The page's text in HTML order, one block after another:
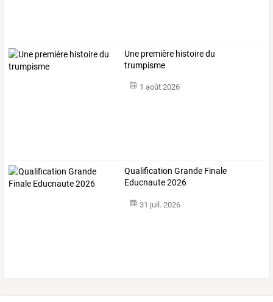
Une première histoire du
trumpisme
1 août 2026
Qualification Grande Finale
Educnaute 2026
31 juil. 2026